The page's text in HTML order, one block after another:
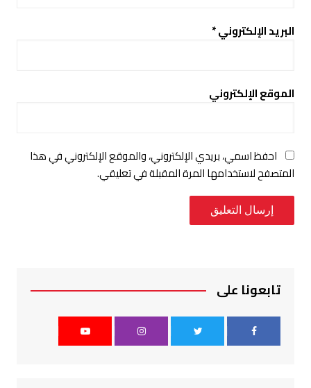
البريد الإلكتروني*
الموقع الإلكتروني
احفظ اسمي، بريدي الإلكتروني، والموقع الإلكتروني في هذا
المتصفح لاستخدامها المرة المقبلة في تعليقي.
تابعونا على